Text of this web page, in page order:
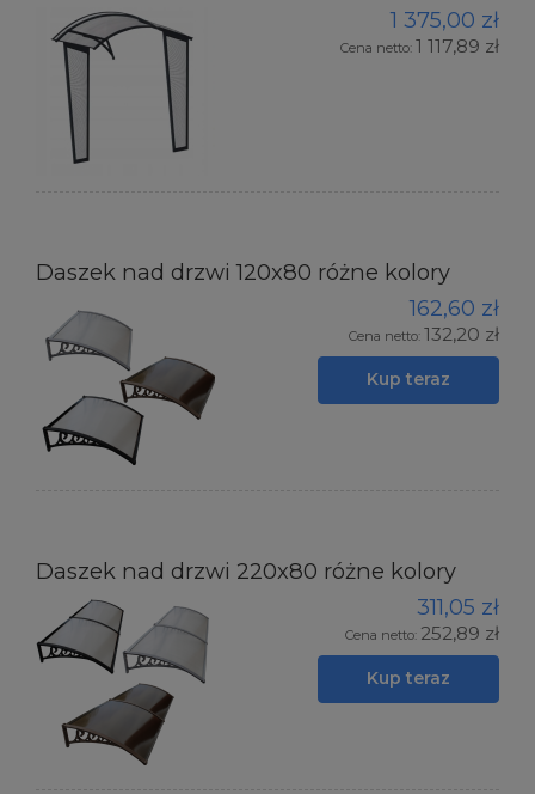
1 375,00 zł
Cena netto: 1 117,89 zł
Daszek nad drzwi 120x80 różne kolory
162,60 zł
Cena netto: 132,20 zł
Kup teraz
Daszek nad drzwi 220x80 różne kolory
311,05 zł
Cena netto: 252,89 zł
Kup teraz